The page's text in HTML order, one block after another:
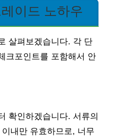
이드 노하우
살펴보겠습니다. 각 단
크포인트를 포함해서 안
확인하겠습니다. 서류의
내만 유효하므로, 너무